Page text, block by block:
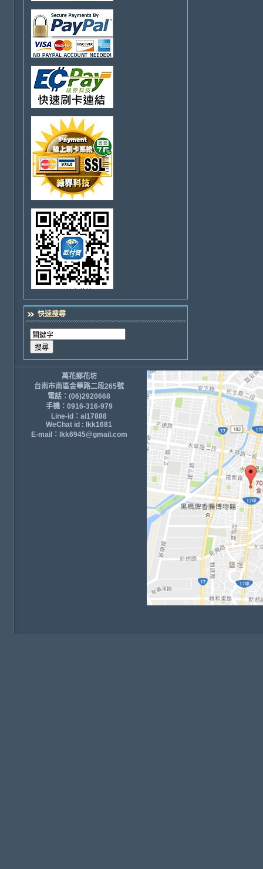
快速搜尋
萬花鄉花坊
台南市南區金華路二段265號
電話：(06)2920668
手機：0916-316-979
Line-id：ai17888
WeChat id : lkk1681
E-mail：lkk6945@gmail.com